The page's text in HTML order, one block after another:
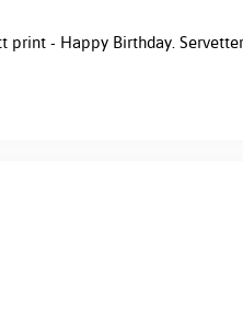
print - Happy Birthday.